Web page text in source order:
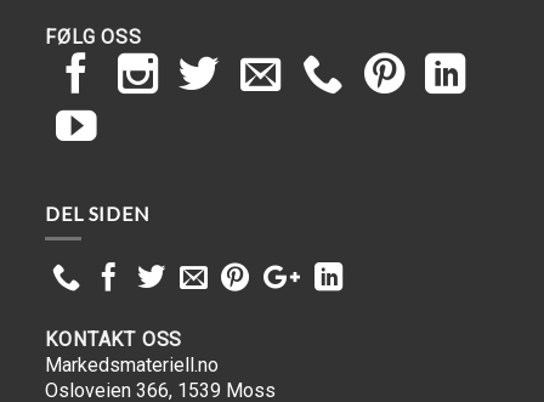
FØLG OSS
DEL SIDEN
KONTAKT OSS
Markedsmateriell.no
Osloveien 366, 1539 Moss